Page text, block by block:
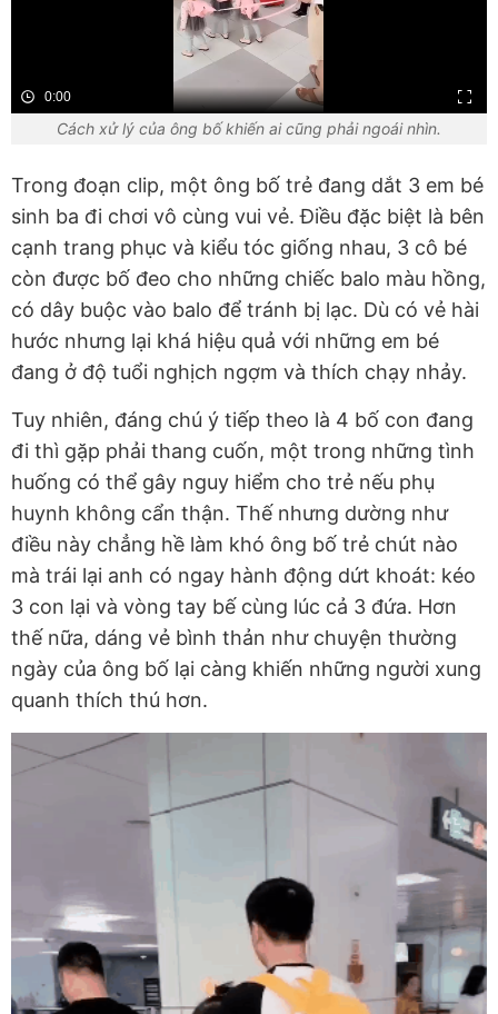
0:00
Cách xử lý của ông bố khiến ai cũng phải ngoái nhìn.
Trong đoạn clip, một ông bố trẻ đang dắt 3 em bé
sinh ba đi chơi vô cùng vui vẻ. Điều đặc biệt là bên
cạnh trang phục và kiểu tóc giống nhau, 3 cô bé
còn được bố đeo cho những chiếc balo màu hồng,
có dây buộc vào balo để tránh bị lạc. Dù có vẻ hài
hước nhưng lại khá hiệu quả với những em bé
đang ở độ tuổi nghịch ngợm và thích chạy nhảy.
Tuy nhiên, đáng chú ý tiếp theo là 4 bố con đang
đi thì gặp phải thang cuốn, một trong những tình
huống có thể gây nguy hiểm cho trẻ nếu phụ
huynh không cẩn thận. Thế nhưng dường như
điều này chẳng hề làm khó ông bố trẻ chút nào
mà trái lại anh có ngay hành động dứt khoát: kéo
3 con lại và vòng tay bế cùng lúc cả 3 đứa. Hơn
thế nữa, dáng vẻ bình thản như chuyện thường
ngày của ông bố lại càng khiến những người xung
quanh thích thú hơn.